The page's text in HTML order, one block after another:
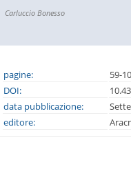
Carluccio Bonesso
pagine:
59-
DOI:
data pubblicazione:
editore: